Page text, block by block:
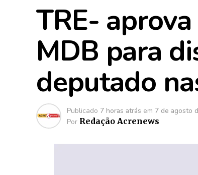
TRE-
MDB para
deputado
Publicado 7 horas atrás em 7 de agosto
Por Redação Acrenews